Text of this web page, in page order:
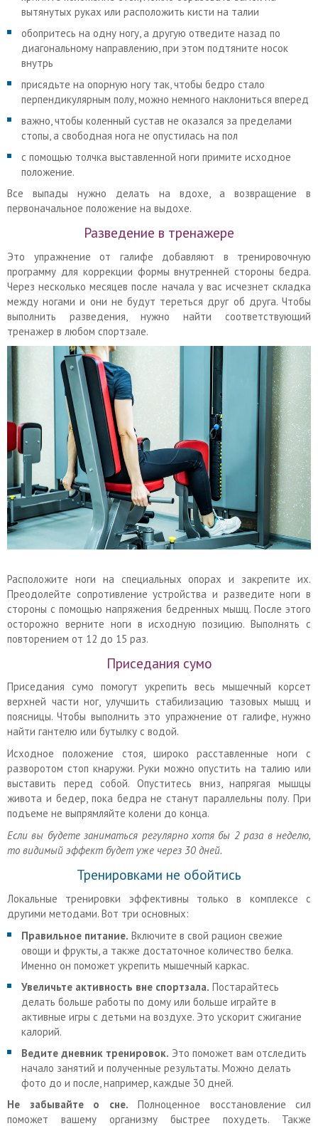
вытянутых руках или расположить кисти на талии
обопритесь на одну ногу, а другую отведите назад по
диагональному направлению, при этом подтяните носок
внутрь
присядьте на опорную ногу так, чтобы бедро стало
перпендикулярным полу, можно немного наклониться вперед
важно, чтобы коленный сустав не оказался за пределами
стопы, а свободная нога не опустилась на пол
с помощью толчка выставленной ноги примите исходное
положение.
Все выпады нужно делать на вдохе, а возвращение в
первоначальное положение на выдохе.
Разведение в тренажере
Это упражнение от галифе добавляют в тренировочную
программу для коррекции формы внутренней стороны бедра.
Через несколько месяцев после начала у вас исчезнет складка
между ногами и они не будут тереться друг об друга. Чтобы
выполнить разведения, нужно найти соответствующий
тренажер в любом спортзале.
Расположите ноги на специальных опорах и закрепите их.
Преодолейте сопротивление устройства и разведите ноги в
стороны с помощью напряжения бедренных мышц. После этого
осторожно верните ноги в исходную позицию. Выполнять с
повторением от 12 до 15 раз.
Приседания сумо
Приседания сумо помогут укрепить весь мышечный корсет
верхней части ног, улучшить стабилизацию тазовых мышц и
поясницы. Чтобы выполнить это упражнение от галифе, нужно
найти гантелю или бутылку с водой.
Исходное положение стоя, широко расставленные ноги с
разворотом стоп кнаружи. Руки можно опустить на талию или
выставить перед собой. Опуститесь вниз, напрягая мышцы
живота и бедер, пока бедра не станут параллельны полу. При
подъеме не выпрямляйте колени до конца.
Если вы будетезаниматься регулярнохотя бы 2 раза в неделю,
то видимый эффект будет уже через 30 дней.
Тренировками не обойтись
Локальные тренировки эффективны только в комплексе с
другими методами. Вот три основных:
Правильное питание. Включите в свой рацион свежие
овощи и фрукты, а также достаточное количество белка.
Именно он поможет укрепить мышечный каркас.
Увеличьте активность вне спортзала. Постарайтесь
делать больше работы по дому или больше играйте в
активные игры с детьми на воздухе. Это ускорит сжигание
калорий.
Ведите дневник тренировок. Это поможет вам отследить
начало занятий и полученные результаты. Можно делать
фото до и после, например, каждые 30 дней.
Не забывайте о сне. Полноценное восстановление сил
поможет вашему организму быстрее похудеть. Также